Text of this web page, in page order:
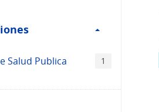
Salud Publica 1